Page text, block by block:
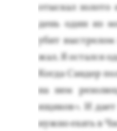
отыс­кал
день один из
убит
жал. Я ос­тался
Ког­да Сан­дер
на нем
ящи­ков». И
нуж­но ехать в